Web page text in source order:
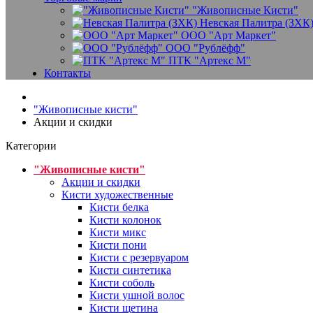
"Живописные Кисти"
Невская Палитра (ЗХК)
ООО "Арт Маркет"
ООО "Рублёфф"
ПТК "Артекс М"
Контакты
"Живописные кисти"
Акции и скидки
Категории
"Живописные кисти"
Акции и скидки
Кисти художественные
Кисти белка
Кисти колонок
Кисти микс
Кисти пони
Кисти с резервуаром
Кисти синтетика
Кисти соболь
Кисти ушной волос
Кисти щетина